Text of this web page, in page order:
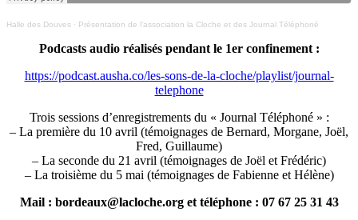
Halle des Douves · Présentation de l’association la Cloche et des Journal Téléphoné
Podcasts audio réalisés pendant le 1er confinement :
https://podcast.ausha.co/les-sons-de-la-cloche/playlist/journal-
telephone
Trois sessions d’enregistrements du « Journal Téléphoné » :
– La première du 10 avril (témoignages de Bernard, Morgane, Joël,
Fred, Guillaume)
– La seconde du 21 avril (témoignages de Joël et Frédéric)
– La troisième du 5 mai (témoignages de Fabienne et Hélène)
Mail : bordeaux@lacloche.org et téléphone : 07 67 25 31 43